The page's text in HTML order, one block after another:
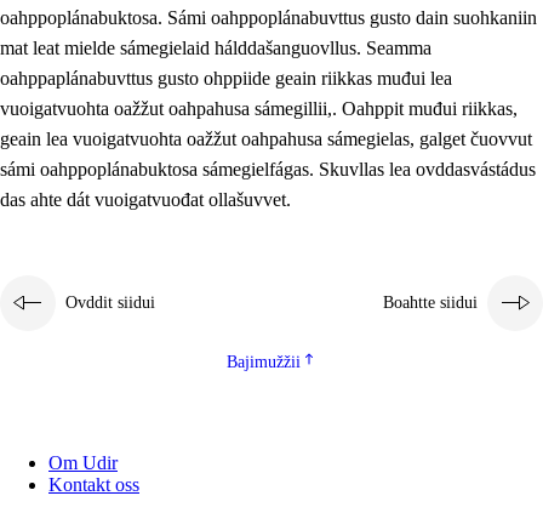
oahppoplánabuktosa. Sámi oahppoplánabuvttus gusto dain suohkaniin
mat leat mielde sámegielaid hálddašanguovllus. Seamma
oahppaplánabuvttus gusto ohppiide geain riikkas muđui lea
vuoigatvuohta oažžut oahpahusa sámegillii,. Oahppit muđui riikkas,
geain lea vuoigatvuohta oažžut oahpahusa sámegielas, galget čuovvut
sámi oahppoplánabuktosa sámegielfágas. Skuvllas lea ovddasvástádus
das ahte dát vuoigatvuođat ollašuvvet.
Ovddit siidui Boahtte siidui
Bajimužžii
Om Udir
Kontakt oss